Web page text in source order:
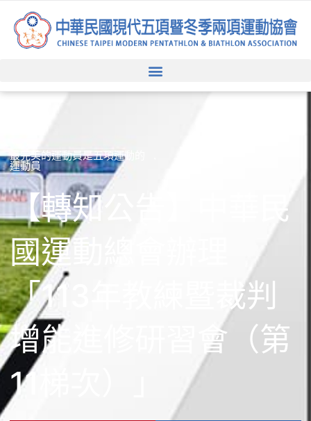
最完美的運動員是五項運動的
運動員
【轉知公告】中華民
國運動總會辦理
「113年教練暨裁判
增能進修研習會（第
11梯次）」